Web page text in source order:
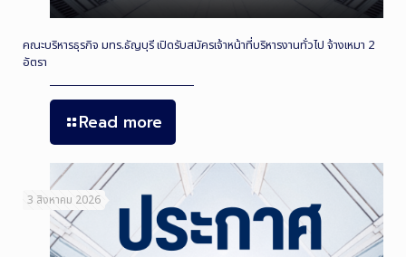
คณะบริหารธุรกิจ มทร.ธัญบุรี เปิดรับสมัครเจ้าหน้าที่บริหารงานทั่วไป จ้างเหมา 2
อัตรา
Read more
3 สิงหาคม 2026